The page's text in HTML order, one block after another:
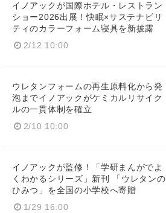
イノアックが国際ホテル・レストラン
ショー2026出展！快眠×サステナビリ
ティのカラーフォーム寝具を新披露
2/12 10:00
ウレタンフォームの再生原料化から発
泡までイノアックがケミカルリサイク
ルの一貫体制を確立
2/10 10:00
イノアックが監修！「学研まんがでよ
くわかるシリーズ」新刊 「ウレタンの
ひみつ」を全国の小学校へ寄贈
1/29 16:00